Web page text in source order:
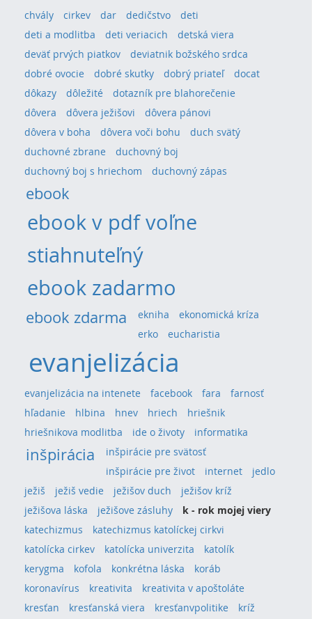
chvály
cirkev dar dedičstvo
deti
deti a modlitba
deti veriacich
detská viera
deväť prvých piatkov
deviatnik božského srdca
dobré ovocie
dobré skutky dobrý priateľ
docat
dôkazy
dôležité
dotazník pre blahorečenie
dôvera
dôvera ježišovi
dôvera pánovi
dôvera v boha
dôvera voči bohu
duch svätý
duchovné zbrane
duchovný boj
duchovný boj s hriechom
duchovný zápas
ebook
ebook v pdf voľne
stiahnuteľný
ebook zadarmo
ebook zdarma ekniha
ekonomická kríza
erko
eucharistia
evanjelizácia
evanjelizácia na intenete facebook fara
farnosť
hľadanie
hlbina hnev hriech
hriešnik
hriešnikova modlitba
ide o životy informatika
inšpirácia
inšpirácie pre svätosť
inšpirácie pre život
internet
jedlo
ježiš
ježiš vedie ježišov duch
ježišov kríž
ježišova láska
ježišove zásluhy
k - rok mojej viery
katechizmus
katechizmus katolíckej cirkvi
katolícka cirkev
katolícka univerzita
katolík
kerygma
kofola konkrétna láska
koráb
koronavírus
kreativita
kreativita v apoštoláte
kresťan
kresťanská viera kresťanvpolitike
kríž